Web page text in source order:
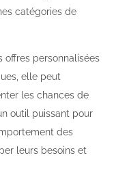
catégories de
offres personnalisées
elle peut
les chances de
outil puissant pour
des
leurs besoins et